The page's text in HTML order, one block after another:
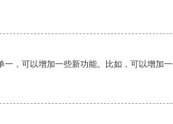
一，可以增加一些新功能。比如，可以增加